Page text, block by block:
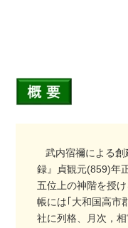
武内宿禰による創
録』貞観元(859)年
五位上の神階を授
帳には｢大和国高市
社に列格、月次，